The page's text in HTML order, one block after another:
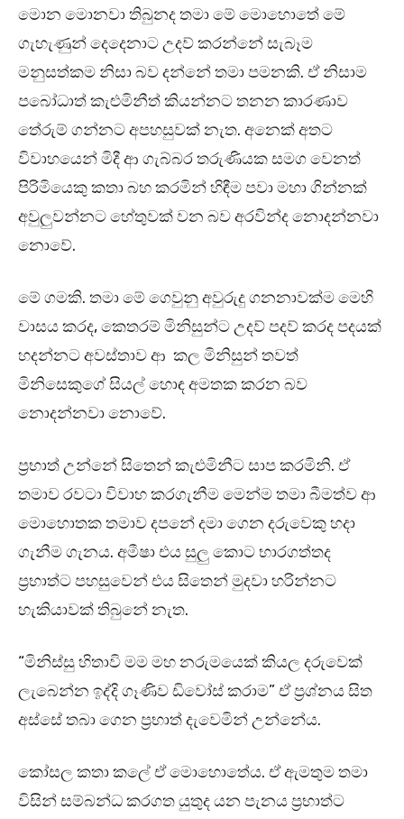
මොන මොනවා තිබුනද තමා මේ මොහොතේ මේ
ගැහැණුන් දෙදෙනාට උදව් කරන්නේ සැබෑම
මනුසත්කම නිසා බව දන්නේ තමා පමනකි. ඒ නිසාම
පබෝධාත් කැළුමිනීත් කියන්නට තනන කාරණාව
තේරුම් ගන්නට අපහසුවක් නැත. අනෙක් අතට
විවාහයෙන් මිදී ආ ගැබ්බර තරුණියක සමග වෙනත්
පිරිමියෙකු කතා බහ කරමින් හිඳීම පවා මහා ගින්නක්
අවුලුවන්නට හේතුවක් වන බව අරවින්ද නොදන්නවා
නොවේ.
මේ ගමකි. තමා මේ ගෙවුනු අවුරුදු ගනනාවක්ම මෙහි
වාසය කරද, කෙතරම් මිනිසුන්ට උදව් පදව් කරද පදයක්
හදන්නට අවස්තාව ආ කල මිනිසුන් තවත්
මිනිසෙකුගේ සියල් හොඳ අමතක කරන බව
නොදන්නවා නොවේ.
ප්‍රභාත් උන්නේ සිතෙන් කැළුමිනීට සාප කරමිනි. ඒ
තමාව රවටා විවාහ කරගැනීම මෙන්ම තමා බීමත්ව ආ
මොහොතක තමාව දපනේ දමා ගෙන දරුවෙකු හදා
ගැනීම ගැනය. අමීෂා එය සුලු කොට භාරගත්තද
ප්‍රභාත්ට පහසුවෙන් එය සිතෙන් මුදවා හරින්නට
හැකියාවක් තිබුනේ නැත.
“මිනිස්සු හිතාවි මම මහ නරුමයෙක් කියල දරුවෙක්
ලැබෙන්න ඉද්දි ගෑණිව ඩිවෝස් කරාම” ඒ ප්‍රශ්නය සිත
අස්සේ තබා ගෙන ප්‍රභාත් දැවෙමින් උන්නේය.
කෝසල කතා කලේ ඒ මොහොතේය. ඒ ඇමතුම තමා
විසින් සම්බන්ධ කරගත යුතුද යන පැනය ප්‍රභාත්ට